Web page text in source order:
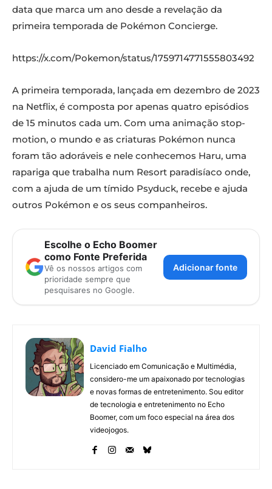
data que marca um ano desde a revelação da
primeira temporada de Pokémon Concierge.
https://x.com/Pokemon/status/1759714771555803492
A primeira temporada, lançada em dezembro de 2023
na Netflix, é composta por apenas quatro episódios
de 15 minutos cada um. Com uma animação stop-
motion, o mundo e as criaturas Pokémon nunca
foram tão adoráveis e nele conhecemos Haru, uma
rapariga que trabalha num Resort paradisíaco onde,
com a ajuda de um tímido Psyduck, recebe e ajuda
outros Pokémon e os seus companheiros.
Escolhe o Echo Boomer
como Fonte Preferida
Vê os nossos artigos com
prioridade sempre que
pesquisares no Google.
Adicionar fonte
David Fialho
Licenciado em Comunicação e Multimédia,
considero-me um apaixonado por tecnologias
e novas formas de entretenimento. Sou editor
de tecnologia e entretenimento no Echo
Boomer, com um foco especial na área dos
videojogos.